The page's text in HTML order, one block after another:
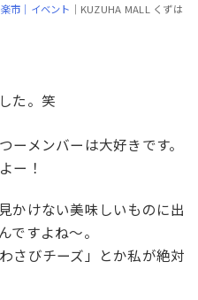
市｜イベント ｜KUZUHA MALL くずは
た。笑
ーメンバーは大好きです。
ー！
かけない美味しいものに出
ですよね〜。
さびチーズ」とか私が絶対